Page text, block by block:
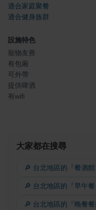
適合家庭聚餐
適合健身族群
設施特色
寵物友善
有包廂
可外帶
提供啤酒
有wifi
大家都在搜尋
🔎 台北地區的『餐酒館
🔎 台北地區的『早午餐
🔎 台北地區的『晚餐